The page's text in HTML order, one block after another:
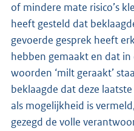
of mindere mate risico’s
heeft gesteld dat
gevoerde gesprek heeft
hebben gemaakt en dat
woorden ‘milt geraakt’
beklaagde dat deze
als mogelijkheid is
gezegd de volle